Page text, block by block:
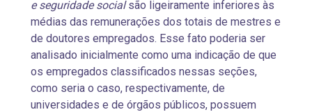
e seguridade socialsão ligeiramente inferiores às
médias das remunerações dos totais de mestres e
de doutores empregados. Esse fato poderia ser
analisado inicialmente como uma indicação de que
os empregados classificados nessas seções,
como seria o caso, respectivamente, de
universidades e de órgãos públicos, possuem